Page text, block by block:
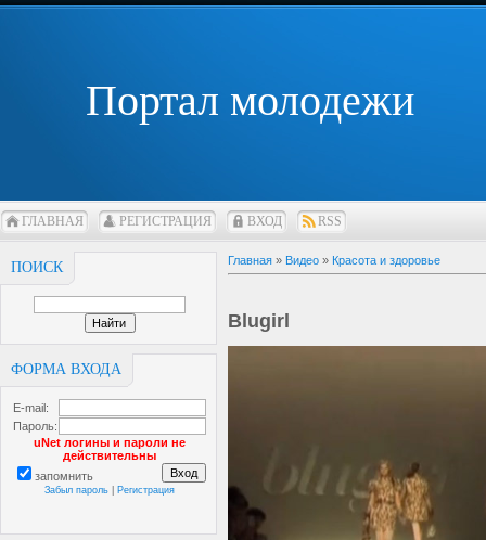
Портал молодежи
ГЛАВНАЯ РЕГИСТРАЦИЯ ВХОД RSS
ПОИСК
ФОРМА ВХОДА
E-mail:
Пароль:
uNet логины и пароли не
действительны
запомнить
Забыл пароль Регистрация
Главная » Видео » Красота и здоровье
Blugirl